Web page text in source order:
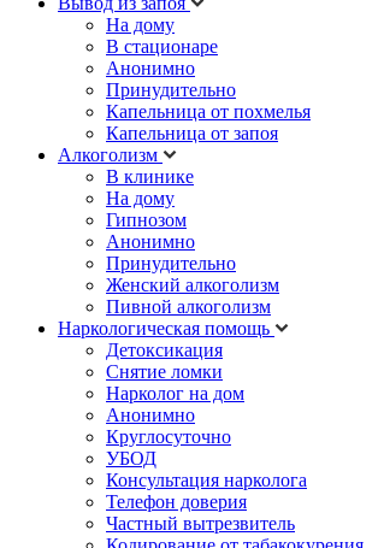
На дому
В стационаре
Анонимно
Принудительно
Капельница от похмелья
Капельница от запоя
Алкоголизм
В клинике
На дому
Гипнозом
Анонимно
Принудительно
Женский алкоголизм
Пивной алкоголизм
Наркологическая помощь
Детоксикация
Снятие ломки
Нарколог на дом
Анонимно
Круглосуточно
УБОД
Консультация нарколога
Телефон доверия
Частный вытрезвитель